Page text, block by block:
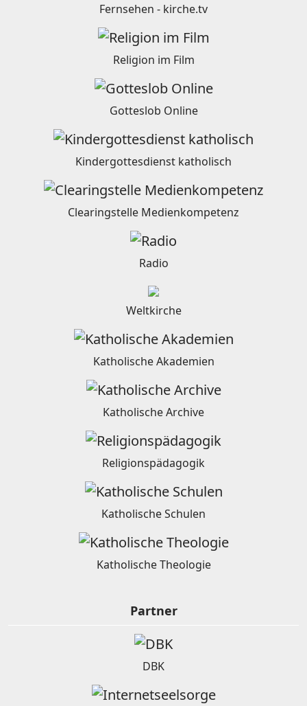
Fernsehen - kirche.tv
Religion im Film
Gotteslob Online
Kindergottesdienst katholisch
Clearingstelle Medienkompetenz
Radio
Weltkirche
Katholische Akademien
Katholische Archive
Religionspädagogik
Katholische Schulen
Katholische Theologie
Partner
DBK